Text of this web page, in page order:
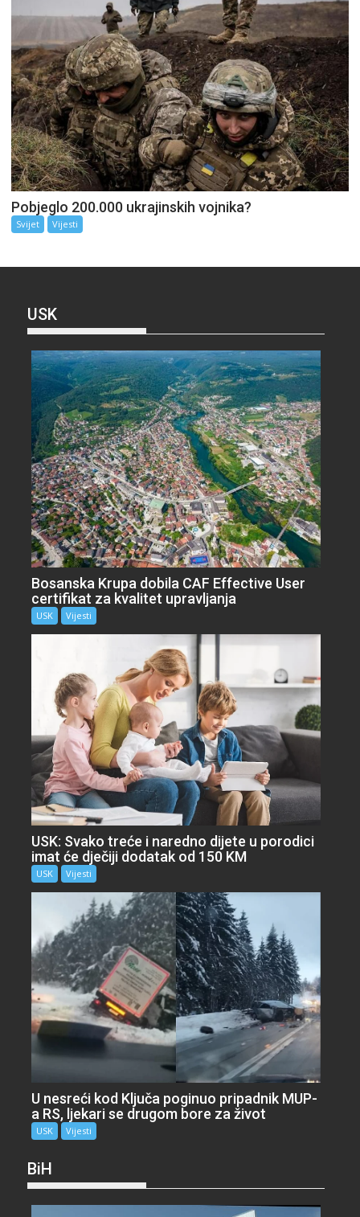
Pobjeglo 200.000 ukrajinskih vojnika?
Svijet Vijesti
USK
Bosanska Krupa dobila CAF Effective User
certifikat za kvalitet upravljanja
USK Vijesti
USK: Svako treće i naredno dijete u porodici
imat će dječiji dodatak od 150 KM
USK Vijesti
U nesreći kod Ključa poginuo pripadnik MUP-
a RS, ljekari se drugom bore za život
USK Vijesti
BiH